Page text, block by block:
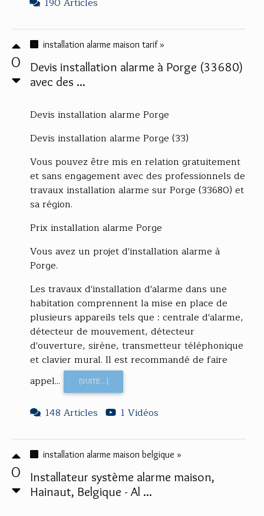
0
installation alarme maison tarif »
Devis installation alarme à Porge (33680)
avec des ...
Devis installation alarme Porge
Devis installation alarme Porge (33)
Vous pouvez être mis en relation gratuitement
et sans engagement avec des professionnels de
travaux installation alarme sur Porge (33680) et
sa région.
Prix installation alarme Porge
Vous avez un projet d'installation alarme à
Porge.
Les travaux d'installation d'alarme dans une
habitation comprennent la mise en place de
plusieurs appareils tels que : centrale d'alarme,
détecteur de mouvement, détecteur
d'ouverture, sirène, transmetteur téléphonique
et clavier mural. Il est recommandé de faire
appel...
[SUITE...]
148 Articles 1 Vidéos
0
installation alarme maison belgique »
Installateur système alarme maison,
Hainaut, Belgique - Al ...